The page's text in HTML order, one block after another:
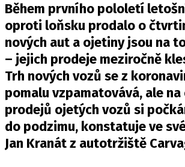
OSTATNÍ
TISKOVKY
ROZHOVORY
DAKAR
Z DOMOVA
ZE SVĚTA
MOTORSPORT
Během prvního pololetí
oproti loňsku prodalo o
nových aut a ojetiny jsou na
– jejich prodeje meziročně
Trh nových vozů se z
pomalu vzpamatovává, ale na
prodejů ojetých vozů si
do podzimu, konstatuje ve
Jan Kranát z autotržiště